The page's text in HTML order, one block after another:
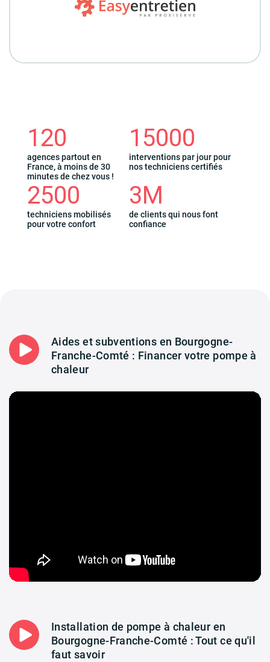
120
agences partout en
France, à moins de 30
minutes de chez vous !
15000
interventions par jour pour
nos techniciens certifiés
2500
techniciens mobilisés
pour votre confort
3M
de clients qui nous font
confiance
Aides et subventions en Bourgogne-
Franche-Comté : Financer votre pompe à
chaleur
Installation de pompe à chaleur en
Bourgogne-Franche-Comté : Tout ce qu'il
faut savoir